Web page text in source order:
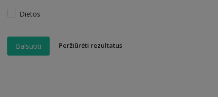
Dietos
Balsuoti Peržiūrėti rezultatus